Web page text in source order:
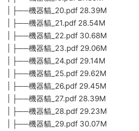
| ├──機器貓_20.pdf 28.39M
| ├──機器貓_21.pdf 28.54M
| ├──機器貓_22.pdf 30.68M
| ├──機器貓_23.pdf 29.06M
| ├──機器貓_24.pdf 29.14M
| ├──機器貓_25.pdf 29.62M
| ├──機器貓_26.pdf 29.45M
| ├──機器貓_27.pdf 28.39M
| ├──機器貓_28.pdf 29.23M
| ├──機器貓_29.pdf 30.07M